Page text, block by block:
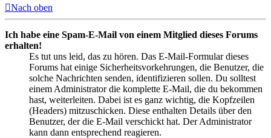
Nach oben
Ich habe eine Spam-E-Mail von einem Mitglied dieses Forums
erhalten!
Es tut uns leid, das zu hören. Das E-Mail-Formular dieses
Forums hat einige Sicherheitsvorkehrungen, die Benutzer, die
solche Nachrichten senden, identifizieren sollen. Du solltest
einem Administrator die komplette E-Mail, die du bekommen
hast, weiterleiten. Dabei ist es ganz wichtig, die Kopfzeilen
(Headers) mitzuschicken. Diese enthalten Details über den
Benutzer, der die E-Mail verschickt hat. Der Administrator
kann dann entsprechend reagieren.